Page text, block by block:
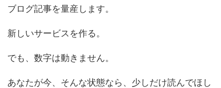
ブログ記事を量産します。
新しいサービスを作る。
でも、数字は動きません。
あなたが今、そんな状態なら、少しだけ読んでほし